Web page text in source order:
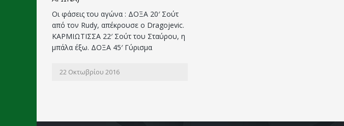
Οι φάσεις του αγώνα : ΔΟΞΑ 20′ Σούτ
από τον Rudy, απέκρουσε ο Dragojevic.
ΚΑΡΜΙΩΤΙΣΣΑ 22′ Σούτ του Σταύρου, η
μπάλα έξω. ΔΟΞΑ 45′ Γύρισμα
22 Οκτωβρίου 2016